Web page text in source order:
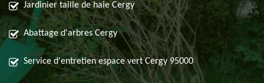
Jardinier taille de haie Cergy
Abattage d'arbres Cergy
Service d'entretien espace vert Cergy 95000